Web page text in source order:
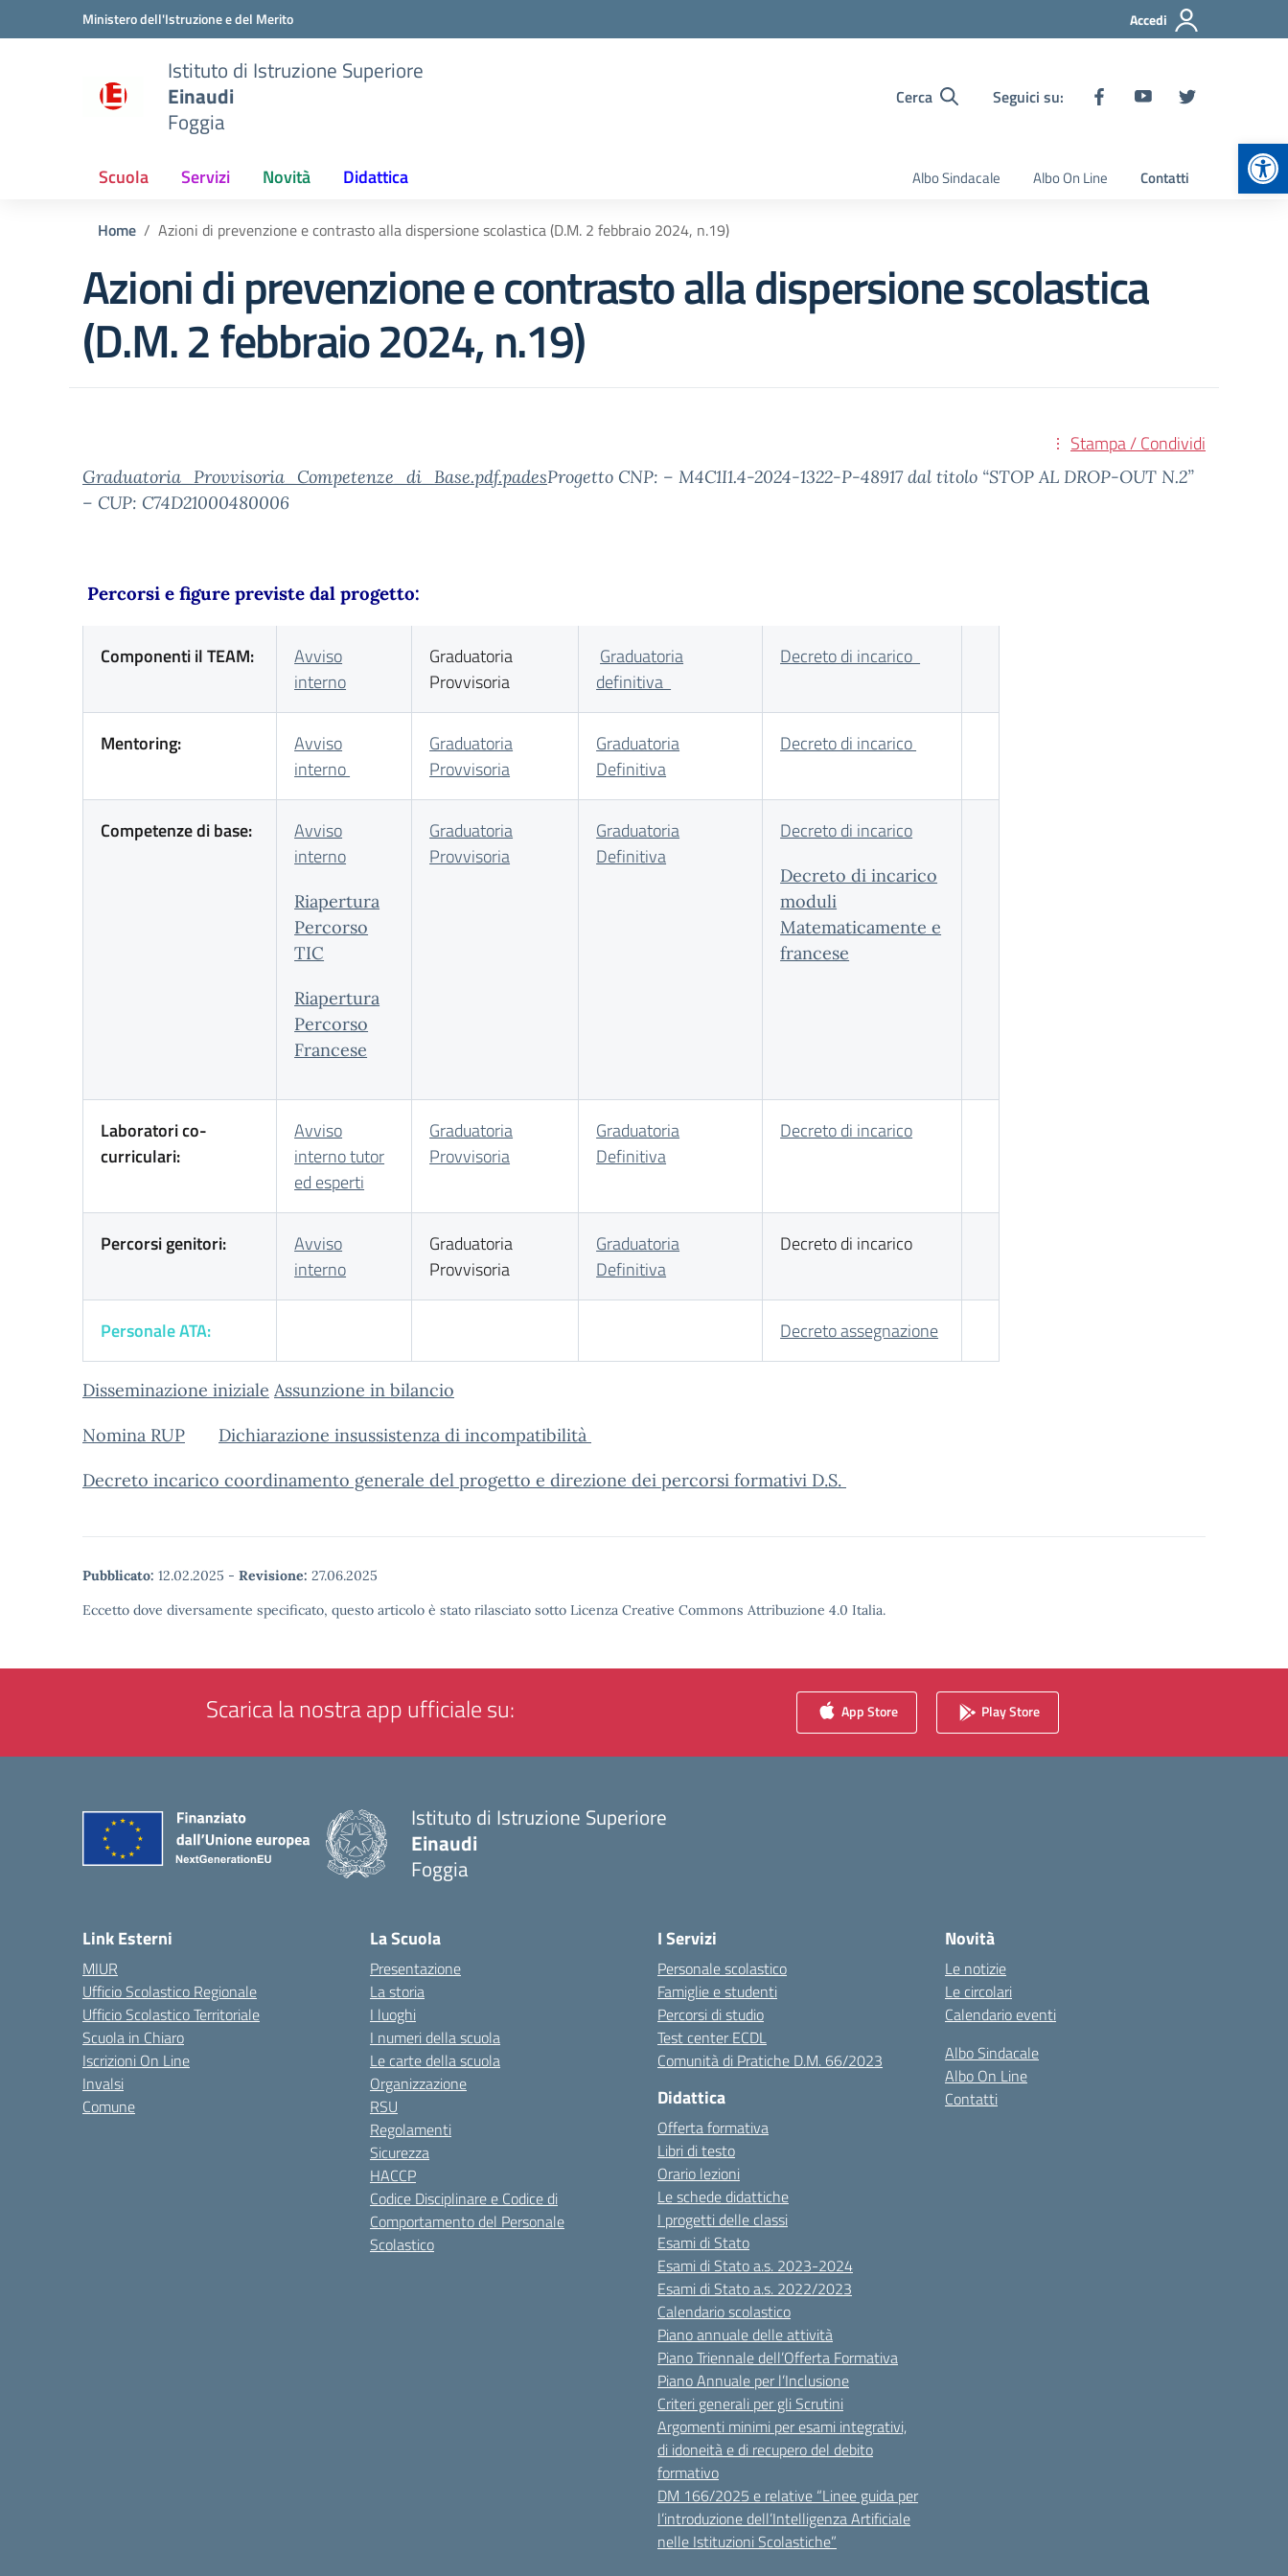
Vai ai contenuti
Vai al menu di navigazioneMinistero dell'Istruzione e del Merito Accedi
Istituto di Istruzione Superiore
Einaudi
Foggia
Cerca Seguici su:
Scuola Servizi Novità Didattica Albo Sindacale Albo On Line Contatti
Home Azioni di prevenzione e contrasto alla dispersione scolastica (D.M. 2 febbraio 2024, n.19)
Azioni di prevenzione e contrasto alla dispersione scolastica
(D.M. 2 febbraio 2024, n.19)
Stampa / Condividi
Graduatoria_Provvisoria_Competenze_di_Base.pdf.padesProgetto CNP: – M4C1I1.4-2024-1322-P-48917 dal titolo “STOP AL DROP-OUT N.2”
– CUP: C74D21000480006
Percorsi e figure previste dal progetto:
Componenti il TEAM:
Avviso
interno
Graduatoria
Provvisoria
Graduatoria
definitiva
Decreto di incarico
Mentoring:
Avviso
interno
Graduatoria
Provvisoria
Graduatoria
Definitiva
Decreto di incarico
Competenze di base:
Avviso
interno
Riapertura
Percorso
TIC
Riapertura
Percorso
Francese
Graduatoria
Provvisoria
Graduatoria
Definitiva
Decreto di incarico
Decreto di incarico
moduli
Matematicamente e
francese
Laboratori co-
curriculari:
Avviso
internotutor
ed esperti
Graduatoria
Provvisoria
Graduatoria
Definitiva
Decreto di incarico
Percorsi genitori:
Avviso
interno
Graduatoria
Provvisoria
Graduatoria
Definitiva
Decreto di incarico
Personale ATA: Decreto assegnazione
Disseminazione iniziale Assunzione in bilancio
Nomina RUP Dichiarazione insussistenza di incompatibilità
Decreto incarico coordinamento generale del progetto e direzione dei percorsi formativi D.S.
Pubblicato: 12.02.2025 - Revisione: 27.06.2025
Eccetto dove diversamente specificato, questo articolo è stato rilasciato sotto Licenza Creative Commons Attribuzione 4.0 Italia.
Scarica la nostra app ufficiale su: App Store Play Store
Istituto di Istruzione Superiore
Einaudi
Foggia
Link Esterni
MIUR
Ufficio Scolastico Regionale
Ufficio Scolastico Territoriale
Scuola in Chiaro
Iscrizioni On Line
Invalsi
Comune
La Scuola
Presentazione
La storia
I luoghi
I numeri della scuola
Le carte della scuola
Organizzazione
RSU
Regolamenti
Sicurezza
HACCP
Codice Disciplinare e Codice di
Comportamento del Personale
Scolastico
I Servizi
Personale scolastico
Famiglie e studenti
Percorsi di studio
Test center ECDL
Comunità di Pratiche D.M. 66/2023
Didattica
Offerta formativa
Libri di testo
Orario lezioni
Le schede didattiche
I progetti delle classi
Esami di Stato
Esami di Stato a.s. 2023-2024
Esami di Stato a.s. 2022/2023
Calendario scolastico
Piano annuale delle attività
Piano Triennale dell’Offerta Formativa
Piano Annuale per l’Inclusione
Criteri generali per gli Scrutini
Argomenti minimi per esami integrativi,
di idoneità e di recupero del debito
formativo
DM 166/2025 e relative “Linee guida per
l’introduzione dell’Intelligenza Artificiale
nelle Istituzioni Scolastiche”
Novità
Le notizie
Le circolari
Calendario eventi
Albo Sindacale
Albo On Line
Contatti